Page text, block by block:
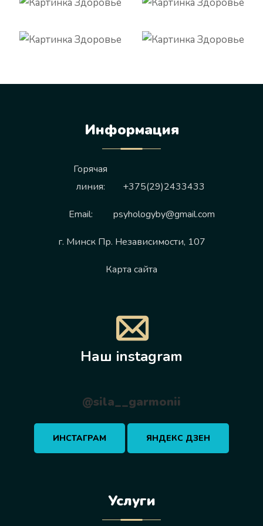
Информация
Горячая
линия:
+375(29)2433433
Email: psyhologyby@gmail.com
г. Минск Пр. Независимости, 107
Карта сайта
Наш instagram
@sila__garmonii
ИНСТАГРАМ ЯНДЕКС ДЗЕН
Услуги